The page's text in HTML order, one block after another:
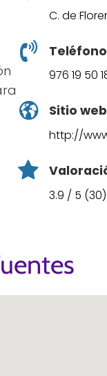
C. de
Teléfono
976 19 50
Sitio web
http://
3.9 / 5 (30)